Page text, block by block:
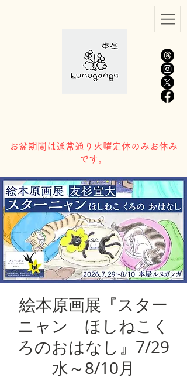
​お盆期間は通常通り火曜定休のみお休み
です。
絵本原画展『スター
ニャン ほしねこく
ろのおはなし』7/29
水～8/10月